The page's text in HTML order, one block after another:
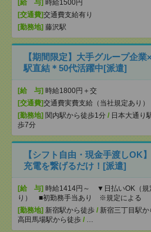
[給 与] 時給1500円
[交通費]交通費支給有り
[勤務地] 藤沢駅
【期間限定】大手グループ企
駅直結＊50代活躍中[派遣]
[給 与] 時給1800円＋交
[交通費]交通費実費支給（当社規定あり）
[勤務地] 関内駅から徒歩1分 / 日本大通り
歩7分
【シフト自由・現金手渡しOK
充電を繋げるだけ！[派遣]
[給 与] 時給1414円～ ▼日払いOK（規
り） ■初勤務手当あり ※規定による
[勤務地] 新宿駅から徒歩 / 新宿三丁目駅か
高田馬場駅から徒歩 / …